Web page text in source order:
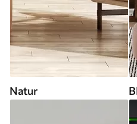
Natur